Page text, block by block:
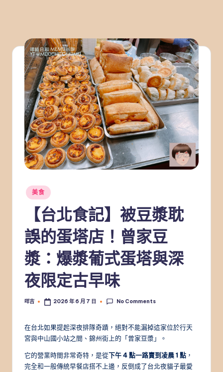
Posted
in
美食
【台北食記】被豆漿耽
誤的蛋塔店！曾家豆
漿：爆漿葡式蛋塔與深
夜限定古早味
Posted
咩吉 2026 年 6 月 7 日 No Comments
在台北如果提起深夜排隊奇蹟，絕對不能漏掉這家位於行天
宮與中山國小站之間、錦州街上的「曾家豆漿」。
它的營業時間非常奇特，是從下午 4 點一路賣到凌晨 1 點 ，
完全和一般傳統早餐店搭不上邊，反倒成了台北夜貓子最愛